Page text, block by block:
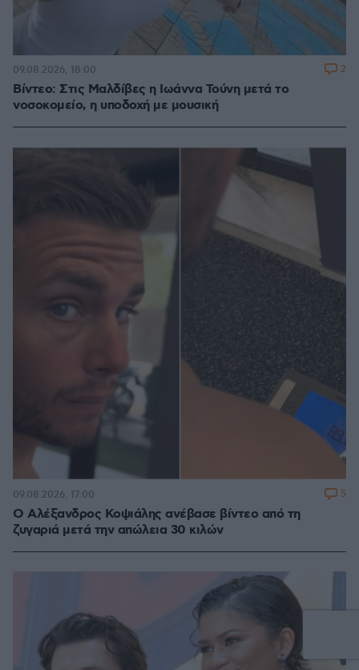
Βίντεο: Στις Μαλδίβες η Ιωάννα Τούνη μετά το
νοσοκομείο, η υποδοχή με μουσική
09.08.2026, 18:00 2
Ο Αλέξανδρος Κοψιάλης ανέβασε βίντεο από τη
ζυγαριά μετά την απώλεια 30 κιλών
09.08.2026, 17:00 5